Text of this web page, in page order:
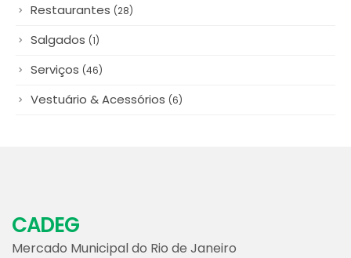
Restaurantes (28)
Salgados (1)
Serviços (46)
Vestuário & Acessórios (6)
CADEG
Mercado Municipal do Rio de Janeiro